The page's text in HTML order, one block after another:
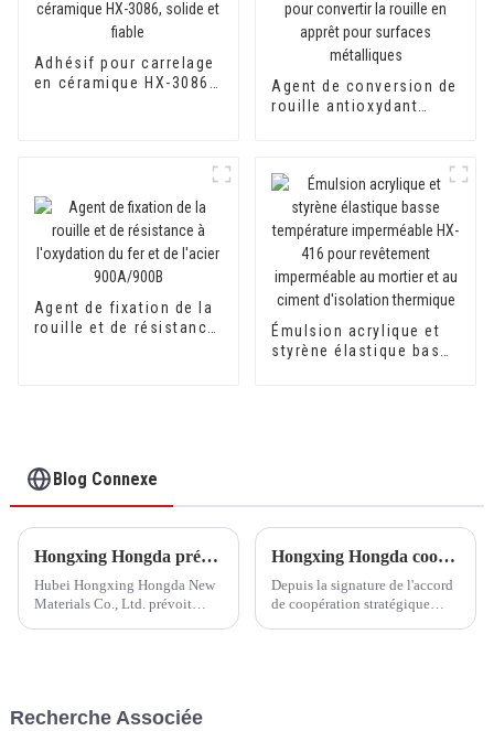
Adhésif pour carrelage
en céramique HX-3086,
Agent de conversion de
rouille antioxydant
Agent de fixation de la
rouille et de résistance
Émulsion acrylique et
styrène élastique basse
Blog Connexe
Hongxing Hongda prévoit d'investir 1,6 milliard de yuans pour construire une nouvelle usine de production d'émulsion d'une capacité de production de 510 000 tonnes par an.
Hubei Hongxing Hongda New
Materials Co., Ltd. prévoit
base d'eau et 60 000 tonnes de
Hongxing Hongda coopère avec Keshun Waterproof Technology Co., Ltd pour apporter un nouvel avenir à l'industrie
Depuis la signature de l'accord
de coopération stratégique
Recherche Associée